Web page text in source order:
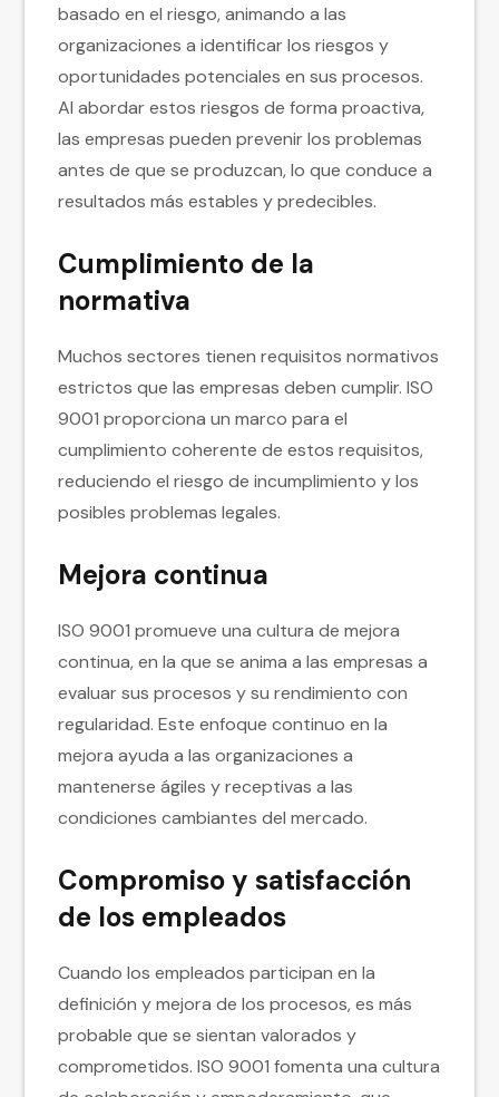
basado en el riesgo, animando a las
organizaciones a identificar los riesgos y
oportunidades potenciales en sus procesos.
Al abordar estos riesgos de forma proactiva,
las empresas pueden prevenir los problemas
antes de que se produzcan, lo que conduce a
resultados más estables y predecibles.
Cumplimiento de la
normativa
Muchos sectores tienen requisitos normativos
estrictos que las empresas deben cumplir. ISO
9001 proporciona un marco para el
cumplimiento coherente de estos requisitos,
reduciendo el riesgo de incumplimiento y los
posibles problemas legales.
Mejora continua
ISO 9001 promueve una cultura de mejora
continua, en la que se anima a las empresas a
evaluar sus procesos y su rendimiento con
regularidad. Este enfoque continuo en la
mejora ayuda a las organizaciones a
mantenerse ágiles y receptivas a las
condiciones cambiantes del mercado.
Compromiso y satisfacción
de los empleados
Cuando los empleados participan en la
definición y mejora de los procesos, es más
probable que se sientan valorados y
comprometidos. ISO 9001 fomenta una cultura